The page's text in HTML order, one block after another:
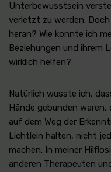
Unterbewusstsein
verletzt zu werden.
heran? Wie konnte ich
Beziehungen und ihrem
wirklich helfen?
Natürlich wusste ich,
Hände gebunden
auf dem Weg der
Lichtlein halten, nicht
machen. In meiner
anderen Therapeuten